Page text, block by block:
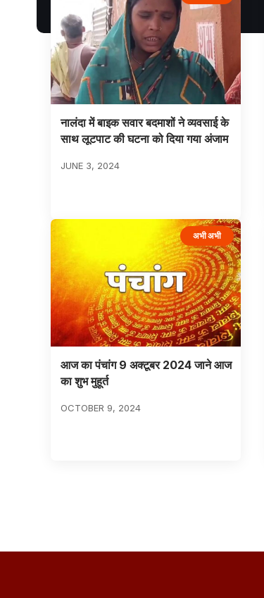
नालंदा में बाइक सवार बदमाशों ने व्यवसाई के
साथ लूटपाट की घटना को दिया गया अंजाम
JUNE 3, 2024
अभी अभी
आज का पंचांग 9 अक्टूबर 2024 जाने आज
का शुभ मुहूर्त
OCTOBER 9, 2024